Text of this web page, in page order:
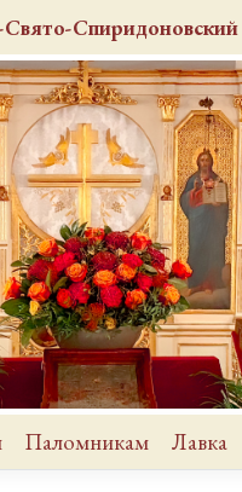
Спиридоновский
Паломникам Лавка